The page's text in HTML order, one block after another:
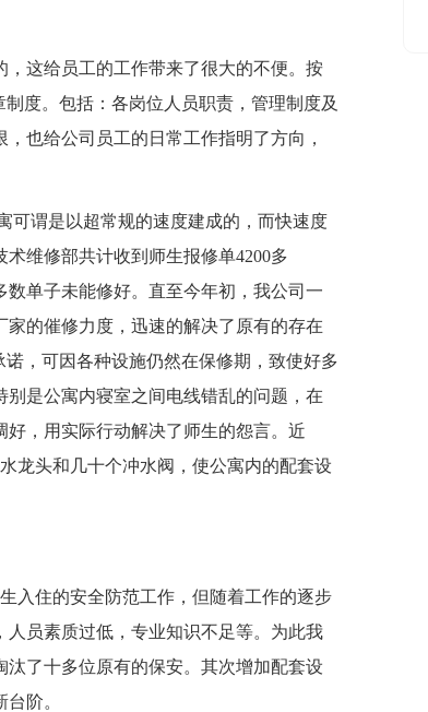
这给员工的工作带来了很大的不便。按
度。包括：各岗位人员职责，管理制度及
也给公司员工的日常工作指明了方向，
可谓是以超常规的速度建成的，而快速度
维修部共计收到师生报修单4200多
单子未能修好。直至今年初，我公司一
的催修力度，迅速的解决了原有的存在
，可因各种设施仍然在保修期，致使好多
是公寓内寝室之间电线错乱的问题，在
，用实际行动解决了师生的怨言。近
龙头和几十个冲水阀，使公寓内的配套设
入住的安全防范工作，但随着工作的逐步
员素质过低，专业知识不足等。为此我
了十多位原有的保安。其次增加配套设
阶。